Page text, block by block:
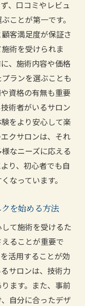
、口コミやレビュ
ことが第一です。
客満足度が保証さ
術を受けられま
、施術内容や価格
ランを選ぶことも
資格の有無も重要
術者がいるサロン
をより安心して楽
クサロンは、それ
なニーズに応える
り、初心者でも自
なっています。
を始める方法
て施術を受けるた
ることが重要で
活用することが効
サロンは、技術力
ます。また、事前
自分に合ったデザ